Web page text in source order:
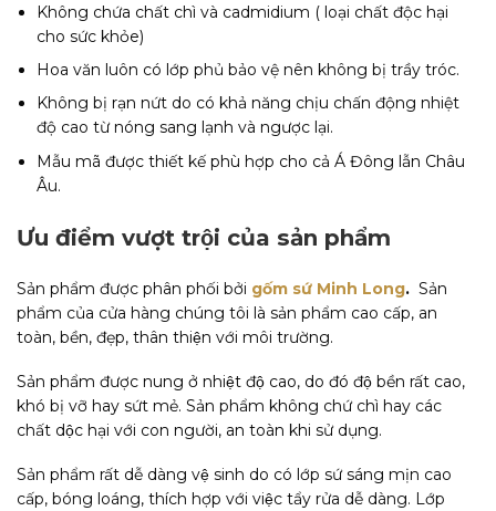
Không chứa chất chì và cadmidium ( loại chất độc hại
cho sức khỏe)
Hoa văn luôn có lớp phủ bảo vệ nên không bị trầy tróc.
Không bị rạn nứt do có khả năng chịu chấn động nhiệt
độ cao từ nóng sang lạnh và ngược lại.
Mẫu mã được thiết kế phù hợp cho cả Á Đông lẫn Châu
Âu.
Ưu điểm vượt trội của sản phẩm
Sản phẩm được phân phối bởi gốm sứ Minh Long. Sản
phẩm của cửa hàng chúng tôi là sản phẩm cao cấp, an
toàn, bền, đẹp, thân thiện với môi trường.
Sản phẩm được nung ở nhiệt độ cao, do đó độ bền rất cao,
khó bị vỡ hay sứt mẻ. Sản phẩm không chứ chì hay các
chất dộc hại với con người, an toàn khi sử dụng.
Sản phẩm rất dễ dàng vệ sinh do có lớp sứ sáng mịn cao
cấp, bóng loáng, thích hợp với việc tẩy rửa dễ dàng. Lớp